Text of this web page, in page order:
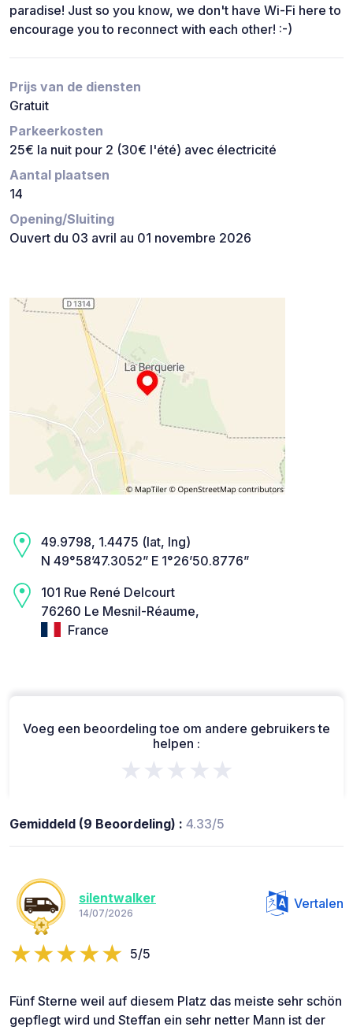
paradise! Just so you know, we don't have Wi-Fi here to
encourage you to reconnect with each other! :-)
Prijs van de diensten
Gratuit
Parkeerkosten
25€ la nuit pour 2 (30€ l'été) avec électricité
Aantal plaatsen
14
Opening/Sluiting
Ouvert du 03 avril au 01 novembre 2026
49.9798, 1.4475 (lat, lng)
N 49°58’47.3052” E 1°26’50.8776”
101 Rue René Delcourt
76260 Le Mesnil-Réaume,
France
Voeg een beoordeling toe om andere gebruikers te
helpen :
★★★★★
Gemiddeld (9 Beoordeling) : 4.33/5
silentwalker
14/07/2026
Vertalen
5/5
Fünf Sterne weil auf diesem Platz das meiste sehr schön
gepflegt wird und Steffan ein sehr netter Mann ist der